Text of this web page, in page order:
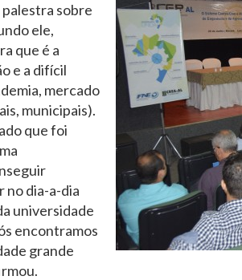
sobre
ele,
que é a
e a difícil
mercado
municipais).
que foi
no dia-a-dia
universidade
encontramos
grande